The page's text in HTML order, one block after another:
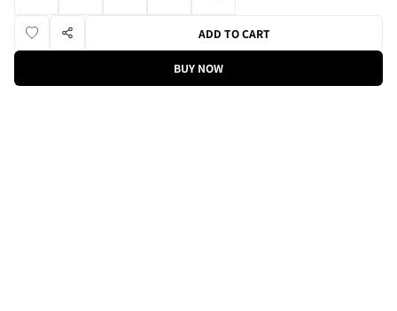
ADD TO CART
BUY NOW